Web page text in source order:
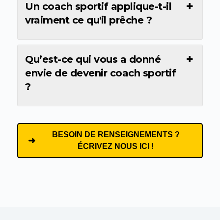
Un coach sportif applique-t-il
vraiment ce qu'il prêche ?
Qu’est-ce qui vous a donné
envie de devenir coach sportif
?
BESOIN DE RENSEIGNEMENTS ?
ÉCRIVEZ NOUS ICI !